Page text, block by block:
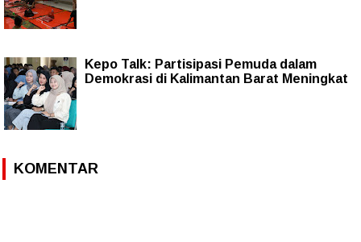
Kepo Talk: Partisipasi Pemuda dalam
Demokrasi di Kalimantan Barat Meningkat
KOMENTAR